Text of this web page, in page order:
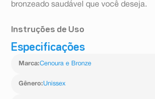
bronzeado saudável que você deseja.
Instruções de Uso
Agite bem antes de usar. Aplique
exposição ao sol. Reaplique após
para garantir a proteção.
Especificações
Marca:Cenoura e Bronze
Gênero:Unissex